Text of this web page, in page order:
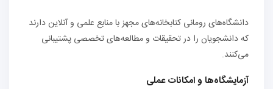
دانشگاه‌های رومانی کتابخانه‌های مجهز با منابع علمی و آنلاین دارند
که دانشجویان را در تحقیقات و مطالعه‌های تخصصی پشتیبانی
می‌کنند.
آزمایشگاه‌ها و امکانات عملی